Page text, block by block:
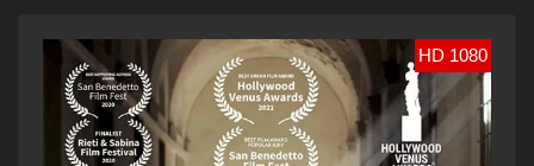
HD 1080